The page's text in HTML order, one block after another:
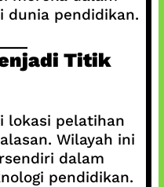
dunia pendidikan.
Titik
lokasi pelatihan
Wilayah ini
dalam
pendidikan.